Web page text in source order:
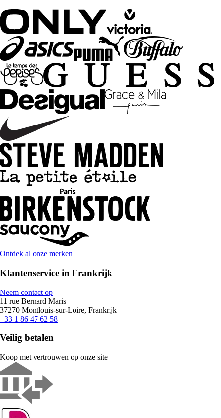
Ontdek al onze merken
Klantenservice in Frankrijk
Neem contact op
11 rue Bernard Maris
37270 Montlouis-sur-Loire, Frankrijk
+33 1 86 47 62 58
Veilig betalen
Koop met vertrouwen op onze site